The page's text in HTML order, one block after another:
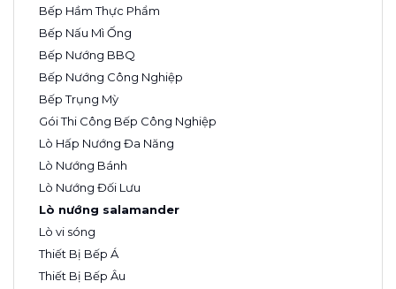
Bếp Hầm Thực Phẩm
Bếp Nấu Mì Ống
Bếp Nướng BBQ
Bếp Nướng Công Nghiệp
Bếp Trụng Mỳ
Gói Thi Công Bếp Công Nghiệp
Lò Hấp Nướng Đa Năng
Lò Nướng Bánh
Lò Nướng Đối Lưu
Lò nướng salamander
Lò vi sóng
Thiết Bị Bếp Á
Thiết Bị Bếp Âu